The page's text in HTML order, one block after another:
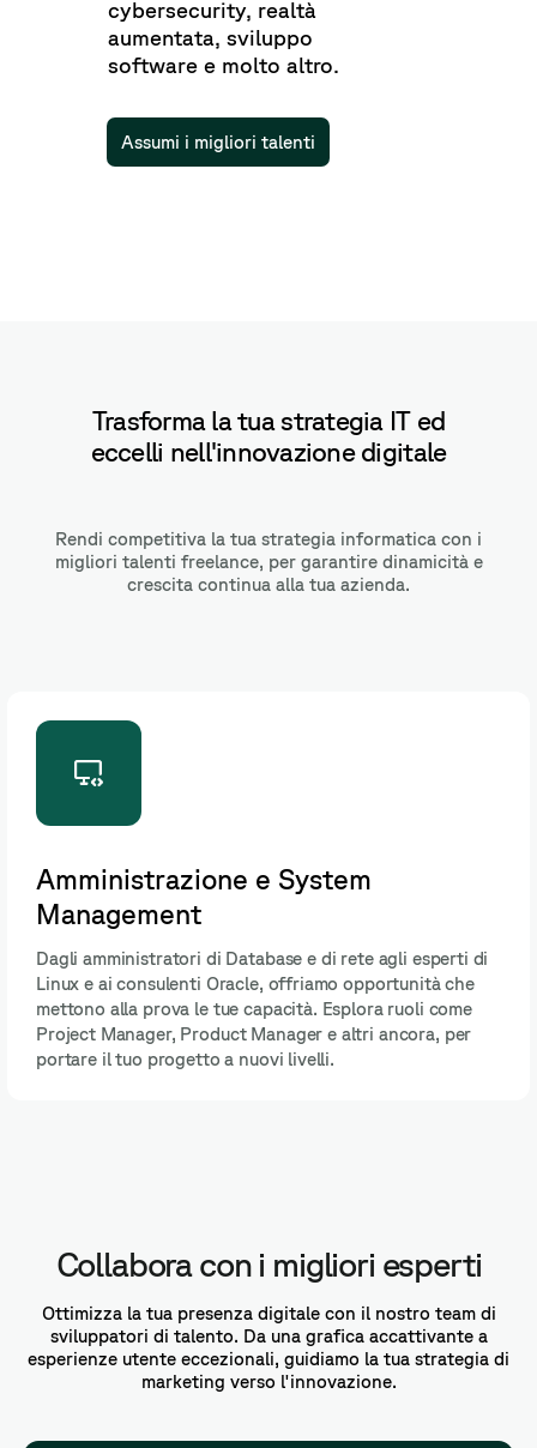
cybersecurity, realtà
aumentata, sviluppo
software e molto altro.
Assumi i migliori talenti
Trasforma la tua strategia IT ed
eccelli nell'innovazione digitale
Rendi competitiva la tua strategia informatica con i
migliori talenti freelance, per garantire dinamicità e
crescita continua alla tua azienda.
Sicurezza e Cybersecurity
Dagli Cyber Analyst agli esperti di Cybersecurity,
offriamo opportunità che sfidano e ti proteggono in un
mondo digitale in continua evoluzione. Trova il tuo
profilo ideale e contribuisci a salvaguardare l'era
Collabora con i migliori esperti
Ottimizza la tua presenza digitale con il nostro team di
sviluppatori di talento. Da una grafica accattivante a
esperienze utente eccezionali, guidiamo la tua strategia di
marketing verso l'innovazione.